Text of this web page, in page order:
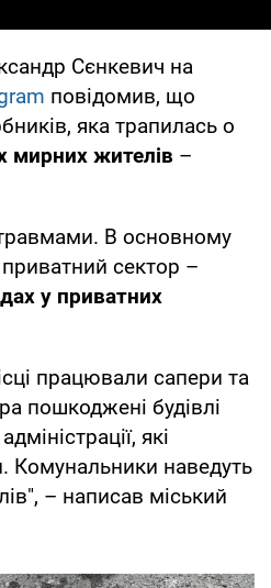
Сєнкевич на
повідомив, що
яка трапилась о
мирних жителів –
травмами. В основному
сектор –
у приватних
працювали сапери та
пошкоджені будівлі
які
Комунальники наведуть
– написав міський